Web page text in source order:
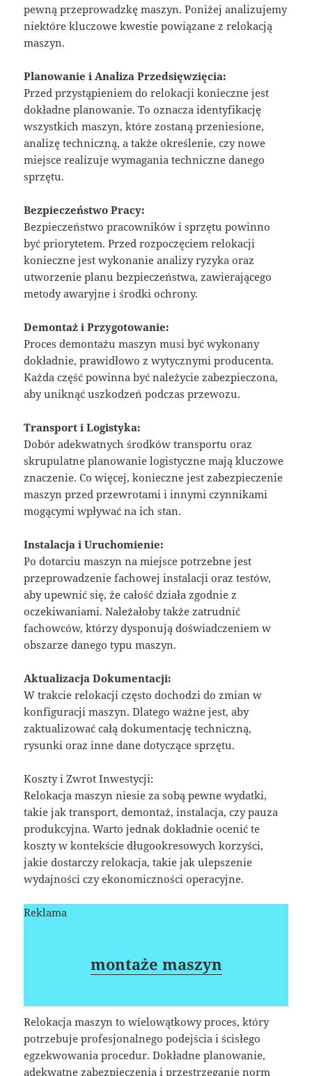
pewną przeprowadzkę maszyn. Poniżej analizujemy
niektóre kluczowe kwestie powiązane z relokacją
maszyn.
Planowanie i Analiza Przedsięwzięcia:
Przed przystąpieniem do relokacji konieczne jest
dokładne planowanie. To oznacza identyfikację
wszystkich maszyn, które zostaną przeniesione,
analizę techniczną, a także określenie, czy nowe
miejsce realizuje wymagania techniczne danego
sprzętu.
Bezpieczeństwo Pracy:
Bezpieczeństwo pracowników i sprzętu powinno
być priorytetem. Przed rozpoczęciem relokacji
konieczne jest wykonanie analizy ryzyka oraz
utworzenie planu bezpieczeństwa, zawierającego
metody awaryjne i środki ochrony.
Demontaż i Przygotowanie:
Proces demontażu maszyn musi być wykonany
dokładnie, prawidłowo z wytycznymi producenta.
Każda część powinna być należycie zabezpieczona,
aby uniknąć uszkodzeń podczas przewozu.
Transport i Logistyka:
Dobór adekwatnych środków transportu oraz
skrupulatne planowanie logistyczne mają kluczowe
znaczenie. Co więcej, konieczne jest zabezpieczenie
maszyn przed przewrotami i innymi czynnikami
mogącymi wpływać na ich stan.
Instalacja i Uruchomienie:
Po dotarciu maszyn na miejsce potrzebne jest
przeprowadzenie fachowej instalacji oraz testów,
aby upewnić się, że całość działa zgodnie z
oczekiwaniami. Należałoby także zatrudnić
fachowców, którzy dysponują doświadczeniem w
obszarze danego typu maszyn.
Aktualizacja Dokumentacji:
W trakcie relokacji często dochodzi do zmian w
konfiguracji maszyn. Dlatego ważne jest, aby
zaktualizować całą dokumentację techniczną,
rysunki oraz inne dane dotyczące sprzętu.
Koszty i Zwrot Inwestycji:
Relokacja maszyn niesie za sobą pewne wydatki,
takie jak transport, demontaż, instalacja, czy pauza
produkcyjna. Warto jednak dokładnie ocenić te
koszty w kontekście długookresowych korzyści,
jakie dostarczy relokacja, takie jak ulepszenie
wydajności czy ekonomiczności operacyjne.
Reklama
montaże maszyn
Relokacja maszyn to wielowątkowy proces, który
potrzebuje profesjonalnego podejścia i ścisłego
egzekwowania procedur. Dokładne planowanie,
adekwatne zabezpieczenia i przestrzeganie norm